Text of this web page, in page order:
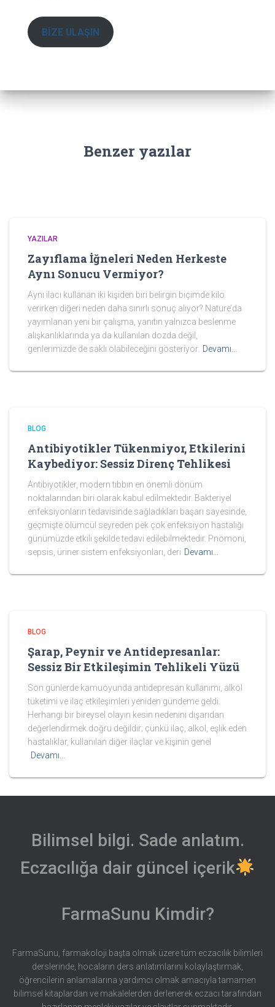
BİZE ULAŞIN
Benzer yazılar
YAZILAR
Zayıflama İğneleri Neden Herkeste
Aynı Sonucu Vermiyor?
Aynı ilacı kullanan iki kişiden biri belirgin biçimde kilo
verirken diğeri neden daha sınırlı sonuç alıyor? Nature’da
yayımlanan yeni bir çalışma, yanıtın yalnızca beslenme
alışkanlıklarında ya da kullanılan dozda değil,
genlerimizde de saklı olabileceğini gösteriyor. Devamı…
BLOG
Antibiyotikler Tükenmiyor, Etkilerini
Kaybediyor: Sessiz Direnç Tehlikesi
Antibiyotikler, modern tıbbın en önemli dönüm
noktalarından biri olarak kabul edilmektedir. Bakteriyel
enfeksiyonların tedavisinde sağladıkları başarı sayesinde,
geçmişte ölümcül seyreden pek çok enfeksiyon hastalığı
günümüzde etkili şekilde tedavi edilebilmektedir. Pnömoni,
sepsis, üriner sistem enfeksiyonları, deri Devamı…
BLOG
Şarap, Peynir ve Antidepresanlar:
Sessiz Bir Etkileşimin Tehlikeli Yüzü
Son günlerde kamuoyunda antidepresan kullanımı, alkol
tüketimi ve ilaç etkileşimleri yeniden gündeme geldi.
Herhangi bir bireysel olayın kesin nedenini dışarıdan
değerlendirmek doğru değildir; çünkü ilaç, alkol, eşlik eden
hastalıklar, kullanılan diğer ilaçlar ve kişinin genel
Devamı…
Bilimsel bilgi. Sade anlatım.
Eczacılığa dair güncel içerik
FarmaSunu Kimdir?
FarmaSunu, farmakoloji başta olmak üzere tüm eczacılık bilimleri
derslerinde, hocaların ders anlatımlarını kolaylaştırmak,
öğrencilerin anlamalarına yardımcı olmak amacıyla tamamen
bilimsel kitaplardan ve makalelerden derlenerek eczacı tarafından